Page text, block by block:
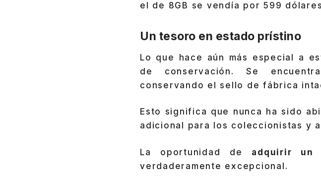
el de 8GB se vendía por 599
Un tesoro en estado prístino
Lo que hace aún más especial a
de conservación. Se
conservando el sello de fábrica
Esto significa que nunca ha sido
adicional para los coleccionistas y
La oportunidad de adquirir un
verdaderamente excepcional.